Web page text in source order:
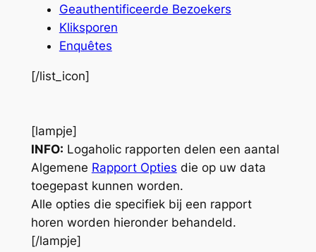
Geauthentificeerde Bezoekers
Kliksporen
Enquêtes
[/list_icon]
[lampje]
INFO: Logaholic rapporten delen een aantal
Algemene Rapport Opties die op uw data
toegepast kunnen worden.
Alle opties die specifiek bij een rapport
horen worden hieronder behandeld.
[/lampje]